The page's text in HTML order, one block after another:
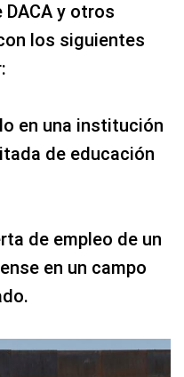
y otros
los siguientes
en una institución
de educación
de empleo de un
en un campo